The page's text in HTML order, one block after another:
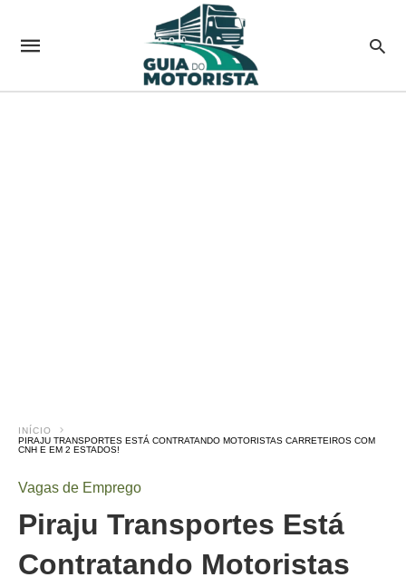
INÍCIO
PIRAJU TRANSPORTES ESTÁ CONTRATANDO MOTORISTAS CARRETEIROS COM
CNH E EM 2 ESTADOS!
Vagas de Emprego
Piraju Transportes Está
Contratando Motoristas